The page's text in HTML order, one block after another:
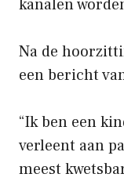
kanalen
Na de
een bericht
“Ik ben een
verleent aan
meest